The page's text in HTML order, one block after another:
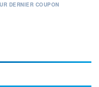
DERNIER COUPON